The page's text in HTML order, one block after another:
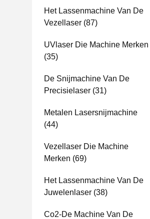
Het Lassenmachine Van De
Vezellaser (87)
UVlaser Die Machine Merken
(35)
De Snijmachine Van De
Precisielaser (31)
Metalen Lasersnijmachine
(44)
Vezellaser Die Machine
Merken (69)
Het Lassenmachine Van De
Juwelenlaser (38)
Co2-De Machine Van De